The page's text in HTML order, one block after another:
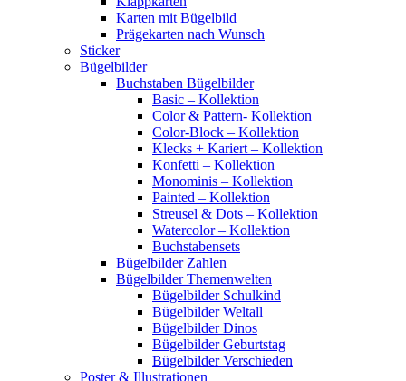
Karten mit Bügelbild
Prägekarten nach Wunsch
Sticker
Bügelbilder
Buchstaben Bügelbilder
Basic – Kollektion
Color & Pattern- Kollektion
Color-Block – Kollektion
Klecks + Kariert – Kollektion
Konfetti – Kollektion
Monominis – Kollektion
Painted – Kollektion
Streusel & Dots – Kollektion
Watercolor – Kollektion
Buchstabensets
Bügelbilder Zahlen
Bügelbilder Themenwelten
Bügelbilder Schulkind
Bügelbilder Weltall
Bügelbilder Dinos
Bügelbilder Geburtstag
Bügelbilder Verschieden
Poster & Illustrationen